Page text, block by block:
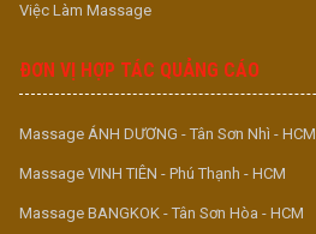
Việc Làm Massage
ĐƠN VỊ HỢP TÁC QUẢNG CÁO
Massage ÁNH DƯƠNG - Tân Sơn Nhì - HCM
Massage VINH TIÊN - Phú Thạnh - HCM
Massage BANGKOK - Tân Sơn Hòa - HCM